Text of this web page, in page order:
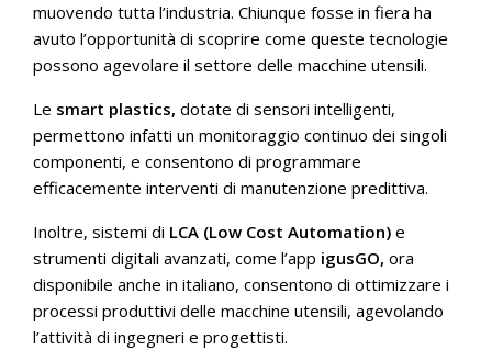
muovendo tutta l’industria. Chiunque fosse in fiera ha
avuto l’opportunità di scoprire come queste tecnologie
possono agevolare il settore delle macchine utensili.
Le smart plastics, dotate di sensori intelligenti,
permettono infatti un monitoraggio continuo dei singoli
componenti, e consentono di programmare
efficacemente interventi di manutenzione predittiva.
Inoltre, sistemi di LCA (Low Cost Automation) e
strumenti digitali avanzati, come l’app igusGO, ora
disponibile anche in italiano, consentono di ottimizzare i
processi produttivi delle macchine utensili, agevolando
l’attività di ingegneri e progettisti.